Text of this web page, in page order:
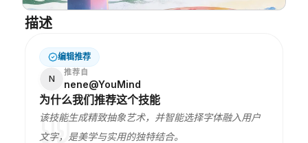
描述
编辑推荐
N
推荐自
nene@YouMind
为什么我们推荐这个技能
该技能生成精致抽象艺术，并智能选择字体融入用户
文字，是美学与实用的独特结合。